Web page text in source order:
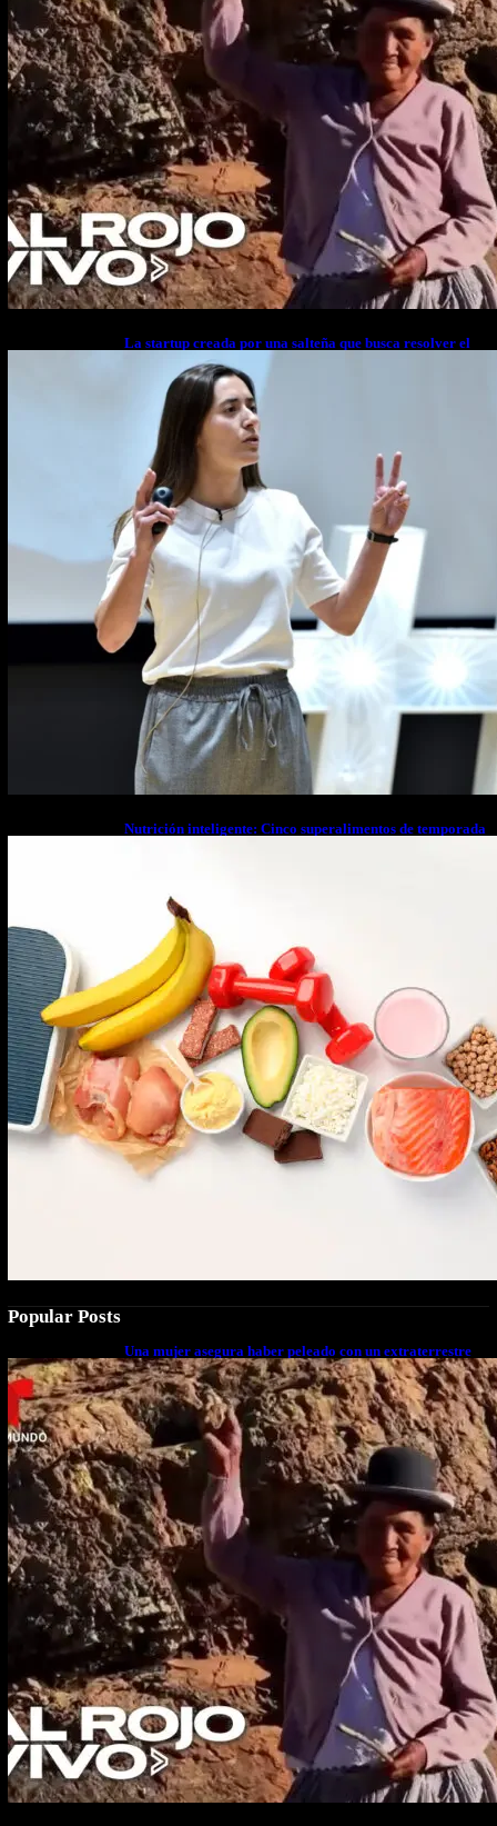
La startup creada por una salteña que busca resolver el
estrés financiero en Latinoamérica
Nutrición inteligente: Cinco superalimentos de temporada
Popular Posts
Una mujer asegura haber peleado con un extraterrestre
cuerpo a cuerpo